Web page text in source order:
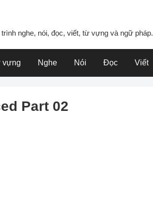
nghe, nói, đọc, viết, từ vựng và ngữ pháp.
vựng Nghe Nói Đọc Viết
Part 02